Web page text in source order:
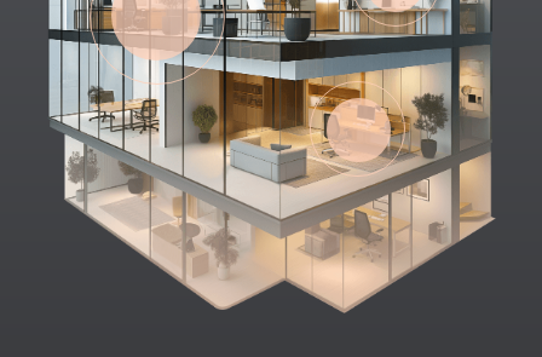
или ремонта (при необходимости).
*Картридж меняется раз в 2-3 месяца (при
8-часовом рабочем дне 7 дней в неделю)